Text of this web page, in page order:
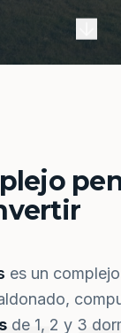
es un
de 1, 2 y 3